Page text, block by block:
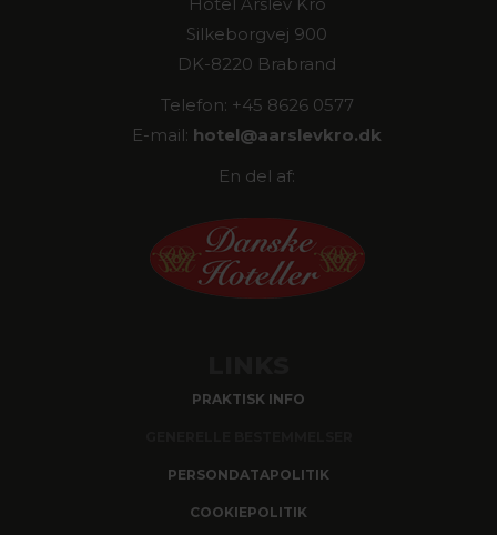
Silkeborgvej 900
DK-8220 Brabrand
Telefon: +45 8626 0577
E-mail: hotel@aarslevkro.dk
En del af:
PRAKTISK INFO
PERSONDATAPOLITIK
COOKIEPOLITIK